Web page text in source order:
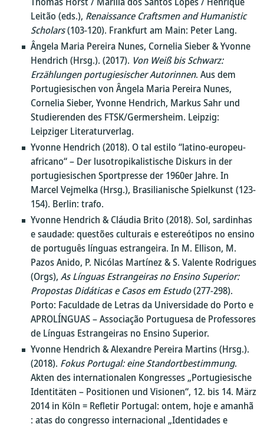
Leitão (eds.), Renaissance Craftsmen and Humanistic
Scholars(103-120). Frankfurt am Main: Peter Lang.
Ângela Maria Pereira Nunes, Cornelia Sieber & Yvonne
Hendrich (Hrsg.). (2017). Von Weiß bis Schwarz:
Erzählungen portugiesischer Autorinnen. Aus dem
Portugiesischen von Ângela Maria Pereira Nunes,
Cornelia Sieber, Yvonne Hendrich, Markus Sahr und
Studierenden des FTSK/Germersheim. Leipzig:
Leipziger Literaturverlag.
Yvonne Hendrich (2018). O tal estilo “latino-europeu-
africano“ – Der lusotropikalistische Diskurs in der
portugiesischen Sportpresse der 1960er Jahre. In
Marcel Vejmelka (Hrsg.), Brasilianische Spielkunst (123-
154). Berlin: trafo.
Yvonne Hendrich & Cláudia Brito (2018). Sol, sardinhas
e saudade: questões culturais e estereótipos no ensino
de português línguas estrangeira. In M. Ellison, M.
Pazos Anido, P. Nicólas Martínez & S. Valente Rodrigues
(Orgs), As Línguas Estrangeiras no Ensino Superior:
Propostas Didáticas e Casos em Estudo(277-298).
Porto: Faculdade de Letras da Universidade do Porto e
APROLÍNGUAS – Associação Portuguesa de Professores
de Línguas Estrangeiras no Ensino Superior.
Yvonne Hendrich & Alexandre Pereira Martins (Hrsg.).
(2018). Fokus Portugal: eine Standortbestimmung.
Akten des internationalen Kongresses „Portugiesische
Identitäten – Positionen und Visionen“, 12. bis 14. März
2014 in Köln = Refletir Portugal: ontem, hoje e amanhã
: atas do congresso internacional „Identidades e